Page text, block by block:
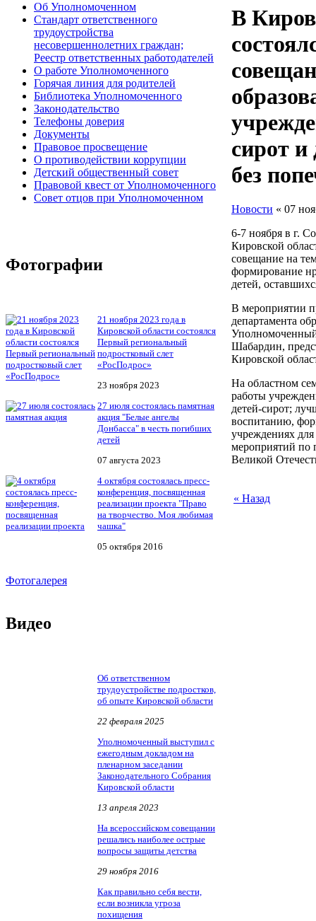
Об Уполномоченном
Стандарт ответственного
трудоустройства
несовершеннолетних граждан;
Реестр ответственных работодателей
О работе Уполномоченного
Горячая линия для родителей
Библиотека Уполномоченного
Законодательство
Телефоны доверия
Документы
Правовое просвещение
О противодействии коррупции
Детский общественный совет
Правовой квест от Уполномоченного
Совет отцов при Уполномоченном
Фотографии
21 ноября 2023 года в
Кировской области состоялся
Первый региональный
подростковый слет
«РосПодрос»
23 ноября 2023
27 июля состоялась памятная
акция "Белые ангелы
Донбасса" в честь погибших
детей
07 августа 2023
4 октября состоялась пресс-
конференция, посвященная
реализации проекта "Право
на творчество. Моя любимая
чашка"
05 октября 2016
Фотогалерея
Видео
Об ответственном
трудоустройстве подростков,
об опыте Кировской области
22 февраля 2025
Уполномоченный выступил с
ежегодным докладом на
пленарном заседании
Законодательного Собрания
Кировской области
13 апреля 2023
На всероссийском совещании
решались наиболее острые
вопросы защиты детства
29 ноября 2016
Как правильно себя вести,
если возникла угроза
похищения
В
сирот и
без
Новости « 07
6-7 ноября в г.
Кировской
совещание на
формирование
детей,
В мероприятии
департамента
Шабардин,
Кировской
На областном
работы
детей-сирот;
воспитанию,
учреждениях
мероприятий по
Великой
« Назад